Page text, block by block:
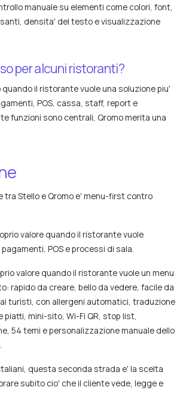
manuale su elementi come colori, font,
densita' del testo e visualizzazione
per alcuni ristoranti?
quando il ristorante vuole una soluzione piu'
POS, cassa, staff, report e
funzioni sono centrali, Qromo merita una
tra Stello e Qromo e' menu-first contro
valore quando il ristorante vuole
POS e processi di sala.
valore quando il ristorante vuole un menu
rapido da creare, bello da vedere, facile da
turisti, con allergeni automatici, traduzione
piatti, mini-sito, Wi-Fi QR, stop list,
54 temi e personalizzazione manuale dello
questa seconda strada e' la scelta
subito cio' che il cliente vede, legge e